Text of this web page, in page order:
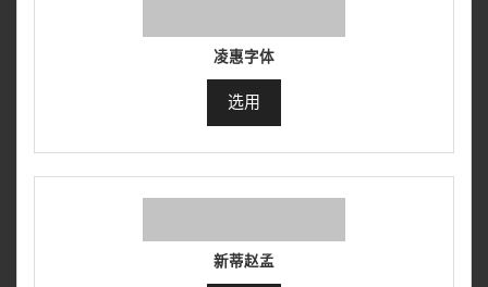
凌惠字体
选用
新蒂赵孟